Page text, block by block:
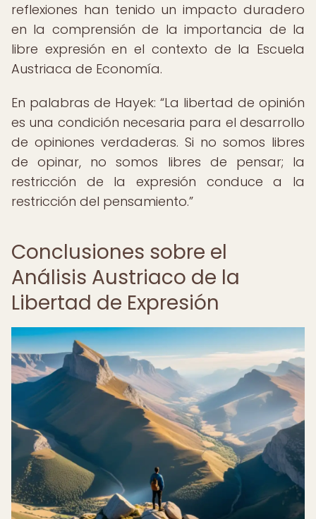
reflexiones han tenido un impacto duradero
en la comprensión de la importancia de la
libre expresión en el contexto de la Escuela
Austriaca de Economía.
En palabras de Hayek: La libertad de opinión
es una condición necesaria para el desarrollo
de opiniones verdaderas. Si no somos libres
de opinar, no somos libres de pensar; la
restricción de la expresión conduce a la
restricción del pensamiento.
Conclusiones sobre el
Análisis Austriaco de la
Libertad de Expresión